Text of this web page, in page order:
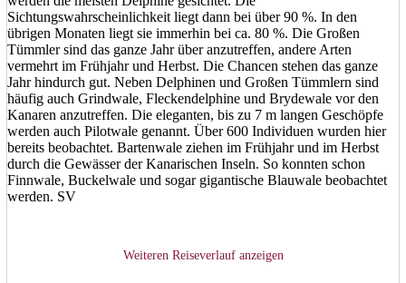
Sichtungswahrscheinlichkeit liegt dann bei über 90 %. In den
übrigen Monaten liegt sie immerhin bei ca. 80 %. Die Großen
Tümmler sind das ganze Jahr über anzutreffen, andere Arten
vermehrt im Frühjahr und Herbst. Die Chancen stehen das ganze
Jahr hindurch gut. Neben Delphinen und Großen Tümmlern sind
häufig auch Grindwale, Fleckendelphine und Brydewale vor den
Kanaren anzutreffen. Die eleganten, bis zu 7 m langen Geschöpfe
werden auch Pilotwale genannt. Über 600 Individuen wurden hier
bereits beobachtet. Bartenwale ziehen im Frühjahr und im Herbst
durch die Gewässer der Kanarischen Inseln. So konnten schon
Finnwale, Buckelwale und sogar gigantische Blauwale beobachtet
werden. SV
Weiteren Reiseverlauf anzeigen